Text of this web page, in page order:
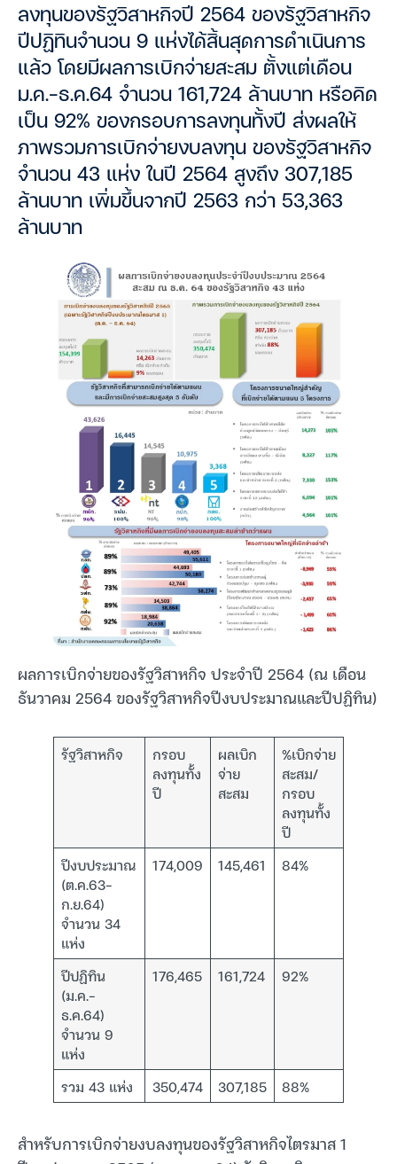
ลงทุนของรัฐวิสาหกิจปี 2564 ของรัฐวิสาหกิจ
ปีปฏิทินจำนวน 9 แห่งได้สิ้นสุดการดำเนินการ
แล้ว โดยมีผลการเบิกจ่ายสะสม ตั้งแต่เดือน
ม.ค.-ธ.ค.64 จำนวน 161,724 ล้านบาท หรือคิด
เป็น 92% ของกรอบการลงทุนทั้งปี ส่งผลให้
ภาพรวมการเบิกจ่ายงบลงทุน ของรัฐวิสาหกิจ
จำนวน 43 แห่ง ในปี 2564 สูงถึง 307,185
ล้านบาท เพิ่มขึ้นจากปี 2563 กว่า 53,363
ล้านบาท
ผลการเบิกจ่ายของรัฐวิสาหกิจ ประจำปี 2564 (ณ เดือน
ธันวาคม 2564 ของรัฐวิสาหกิจปีงบประมาณและปีปฏิทิน)
รัฐวิสาหกิจ
กรอบ
ลงทุนทั้ง
ปี
ผลเบิก
จ่าย
สะสม
%เบิกจ่าย
สะสม/
กรอบ
ลงทุนทั้ง
ปี
ปีงบประมาณ
(ต.ค.63-
ก.ย.64)
จำนวน 34
แห่ง
174,009 145,461 84%
ปีปฏิทิน
(ม.ค.-
ธ.ค.64)
จำนวน 9
แห่ง
176,465 161,724 92%
รวม 43 แห่ง 350,474 307,185 88%
สำหรับการเบิกจ่ายงบลงทุนของรัฐวิสาหกิจไตรมาส 1